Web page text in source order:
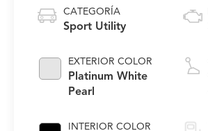
CATEGORÍA
Sport Utility
EXTERIOR COLOR
Platinum White
Pearl
INTERIOR COLOR